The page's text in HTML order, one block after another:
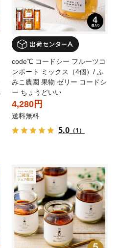
code℃ コードシー フルーツコ
ンポート ミックス（4個）/ ふ
みこ農園 果物 ゼリー コードシ
ー ちょうどいい
4,280円
送料無料
5.0 （1）